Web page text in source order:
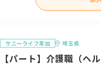
サニーライフ草加 埼玉県
【パート】介護職（ヘ